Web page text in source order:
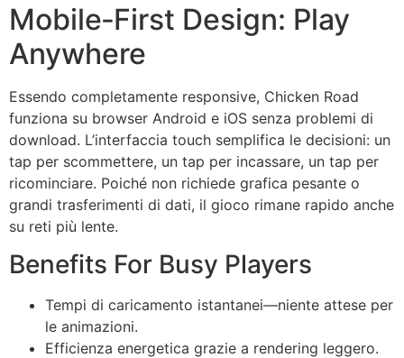
Mobile‑First Design: Play
Anywhere
Essendo completamente responsive, Chicken Road
funziona su browser Android e iOS senza problemi di
download. L’interfaccia touch semplifica le decisioni: un
tap per scommettere, un tap per incassare, un tap per
ricominciare. Poiché non richiede grafica pesante o
grandi trasferimenti di dati, il gioco rimane rapido anche
su reti più lente.
Benefits For Busy Players
Tempi di caricamento istantanei—niente attese per
le animazioni.
Efficienza energetica grazie a rendering leggero.